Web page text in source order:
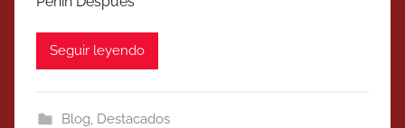
Seguir leyendo
Blog, Destacados